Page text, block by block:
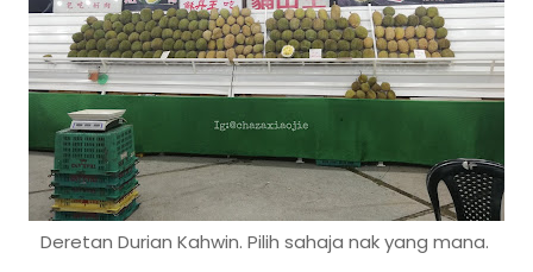
Deretan Durian Kahwin. Pilih sahaja nak yang mana.